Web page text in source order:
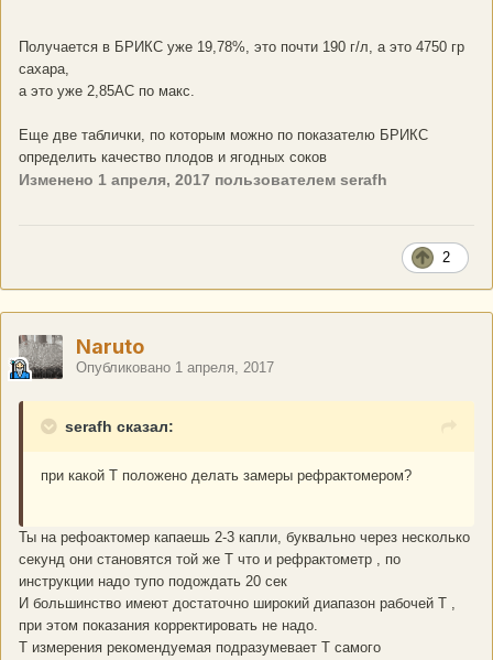
Получается в БРИКС уже 19,78%, это почти 190 г/л, а это 4750 гр
сахара,
а это уже 2,85АС по макс.
Еще две таблички, по которым можно по показателю БРИКС
определить качество плодов и ягодных соков
Изменено 1 апреля, 2017 пользователем serafh
2
Naruto
Опубликовано 1 апреля, 2017
serafh сказал:
при какой Т положено делать замеры рефрактомером?
Ты на рефоактомер капаешь 2-3 капли, буквально через несколько
секунд они становятся той же Т что и рефрактометр , по
инструкции надо тупо подождать 20 сек
И большинство имеют достаточно широкий диапазон рабочей Т ,
при этом показания корректировать не надо.
Т измерения рекомендуемая подразумевает Т самого